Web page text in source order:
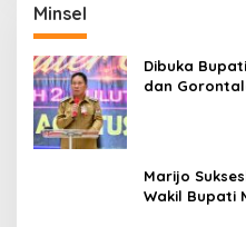
Minsel
Dibuka
dan
Marijo
Wakil Bupati